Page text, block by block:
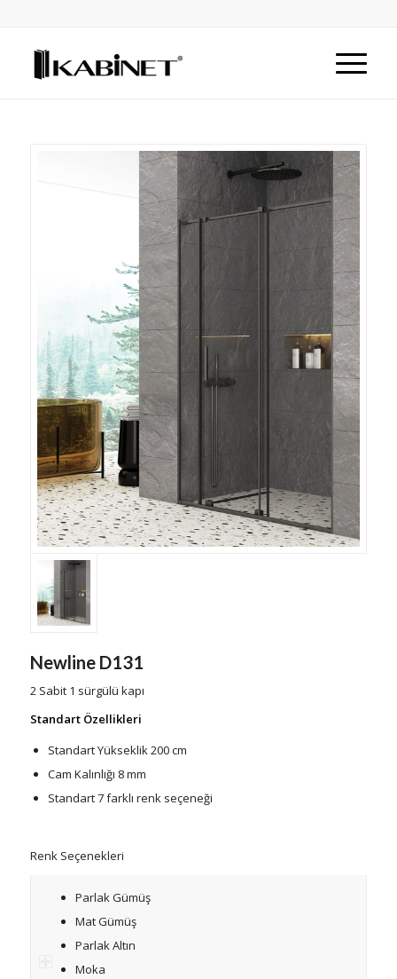
Newline D131
2 Sabit 1 sürgülü kapı
Standart Özellikleri
Standart Yükseklik 200 cm
Cam Kalınlığı 8 mm
Standart 7 farklı renk seçeneği
Renk Seçenekleri
Parlak Gümüş
Mat Gümüş
Parlak Altın
Moka